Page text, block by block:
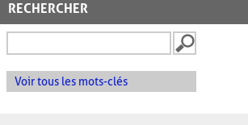
RECHERCHER
Voir tous les mots-clés